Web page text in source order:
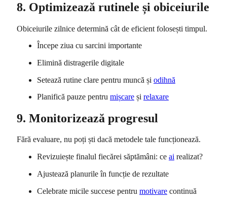
8. Optimizează rutinele și obiceiurile
Obiceiurile zilnice determină cât de eficient folosești timpul.
Începe ziua cu sarcini importante
Elimină distragerile digitale
Setează rutine clare pentru muncă și odihnă
Planifică pauze pentru mișcare și relaxare
9. Monitorizează progresul
Fără evaluare, nu poți ști dacă metodele tale funcționează.
Revizuiește finalul fiecărei săptămâni: ce ai realizat?
Ajustează planurile în funcție de rezultate
Celebrate micile succese pentru motivare continuă